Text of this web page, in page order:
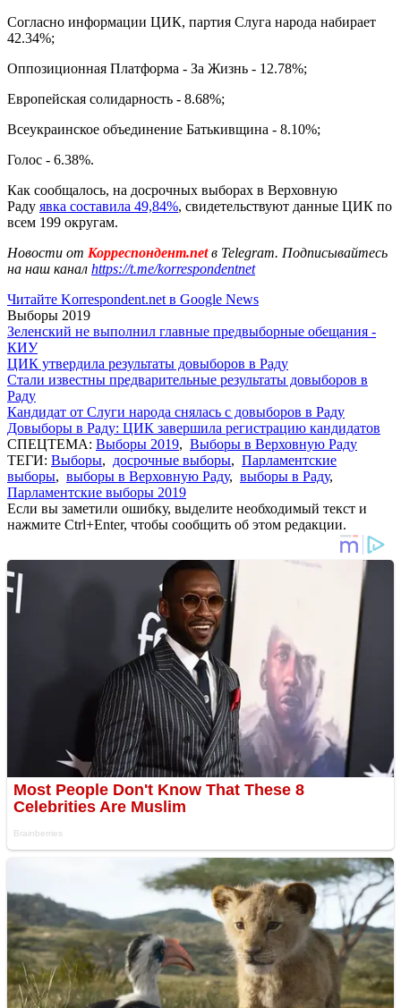
Согласно информации ЦИК, партия Слуга народа набирает
42.34%;
Оппозиционная Платформа - За Жизнь - 12.78%;
Европейская солидарность - 8.68%;
Всеукраинское объединение Батькивщина - 8.10%;
Голос - 6.38%.
Как сообщалось, на досрочных выборах в Верховную
Раду явка составила 49,84%, свидетельствуют данные ЦИК по
всем 199 округам.
Новости от Корреспондент.netв Telegram. Подписывайтесь
на наш канал https://t.me/korrespondentnet
Читайте Korrespondent.net в Google News
Выборы 2019
Зеленский не выполнил главные предвыборные обещания -
КИУ
ЦИК утвердила результаты довыборов в Раду
Стали известны предварительные результаты довыборов в
Раду
Кандидат от Слуги народа снялась с довыборов в Раду
Довыборы в Раду: ЦИК завершила регистрацию кандидатов
СПЕЦТЕМА: Выборы 2019, Выборы в Верховную Раду
ТЕГИ: Выборы, досрочные выборы, Парламентские
выборы, выборы в Верховную Раду, выборы в Раду,
Парламентские выборы 2019
Если вы заметили ошибку, выделите необходимый текст и
нажмите Ctrl+Enter, чтобы сообщить об этом редакции.